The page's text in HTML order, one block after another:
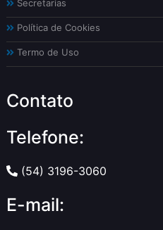
Secretarias
Política de Cookies
Termo de Uso
Contato
Telefone:
(54) 3196-3060
E-mail: